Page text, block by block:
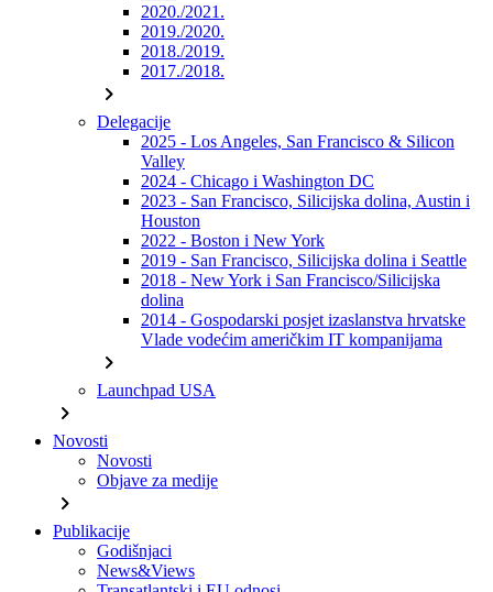
2020./2021.
2019./2020.
2018./2019.
2017./2018.
chevron_right
Delegacije
2025 - Los Angeles, San Francisco & Silicon
Valley
2024 - Chicago i Washington DC
2023 - San Francisco, Silicijska dolina, Austin i
Houston
2022 - Boston i New York
2019 - San Francisco, Silicijska dolina i Seattle
2018 - New York i San Francisco/Silicijska
dolina
2014 - Gospodarski posjet izaslanstva hrvatske
Vlade vodećim američkim IT kompanijama
chevron_right
Launchpad USA
chevron_right
Novosti
Novosti
Objave za medije
chevron_right
Publikacije
Godišnjaci
News&Views